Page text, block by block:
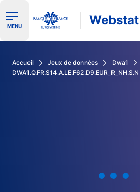
Ouvrir le menu de navigation
MENU Webstat
Accueil Jeux de données
Dwa1
DWA1.Q.FR.S14.A.LE.F62.D9.EUR_R_NH.S.N